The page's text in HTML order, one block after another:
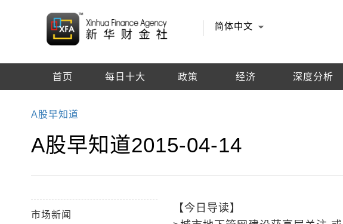
简体中文
首页 每日十大 政策 经济 深度分析
A股早知道
A股早知道2015-04-14
市场新闻
【今日导读】